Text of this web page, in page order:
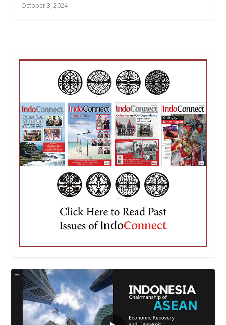
October 3, 2024